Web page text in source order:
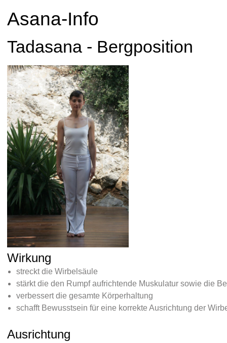
Asana-Info
Tadasana - Bergposition
Wirkung
streckt die Wirbelsäule
stärkt die den Rumpf aufrichtende Muskulatur sowie die
verbessert die gesamte Körperhaltung
schafft Bewusstsein für eine korrekte Ausrichtung der
Ausrichtung